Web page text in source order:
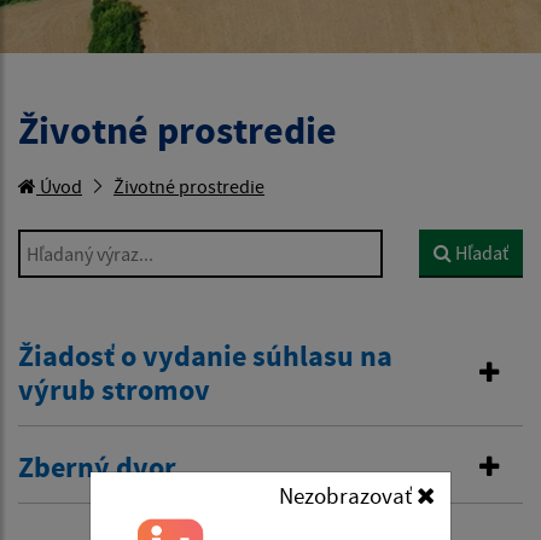
Životné prostredie
Úvod Životné prostredie
Hľadaný výraz... Hľadať
Žiadosť o vydanie súhlasu na
výrub stromov
Zberný dvor
Nezobrazovať